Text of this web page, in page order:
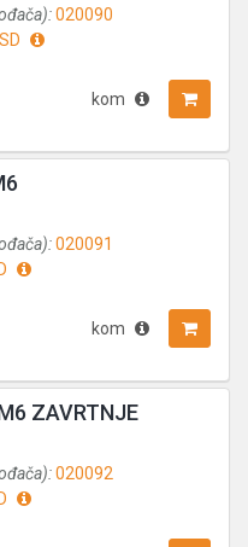
020090
kom
020091
kom
ZAVRTNJE
020092